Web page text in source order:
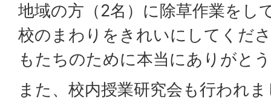
地域の方（2名）に除草作業をし
校のまわりをきれいにしてくだ
もたちのために本当にありがと
また、校内授業研究会も行われ